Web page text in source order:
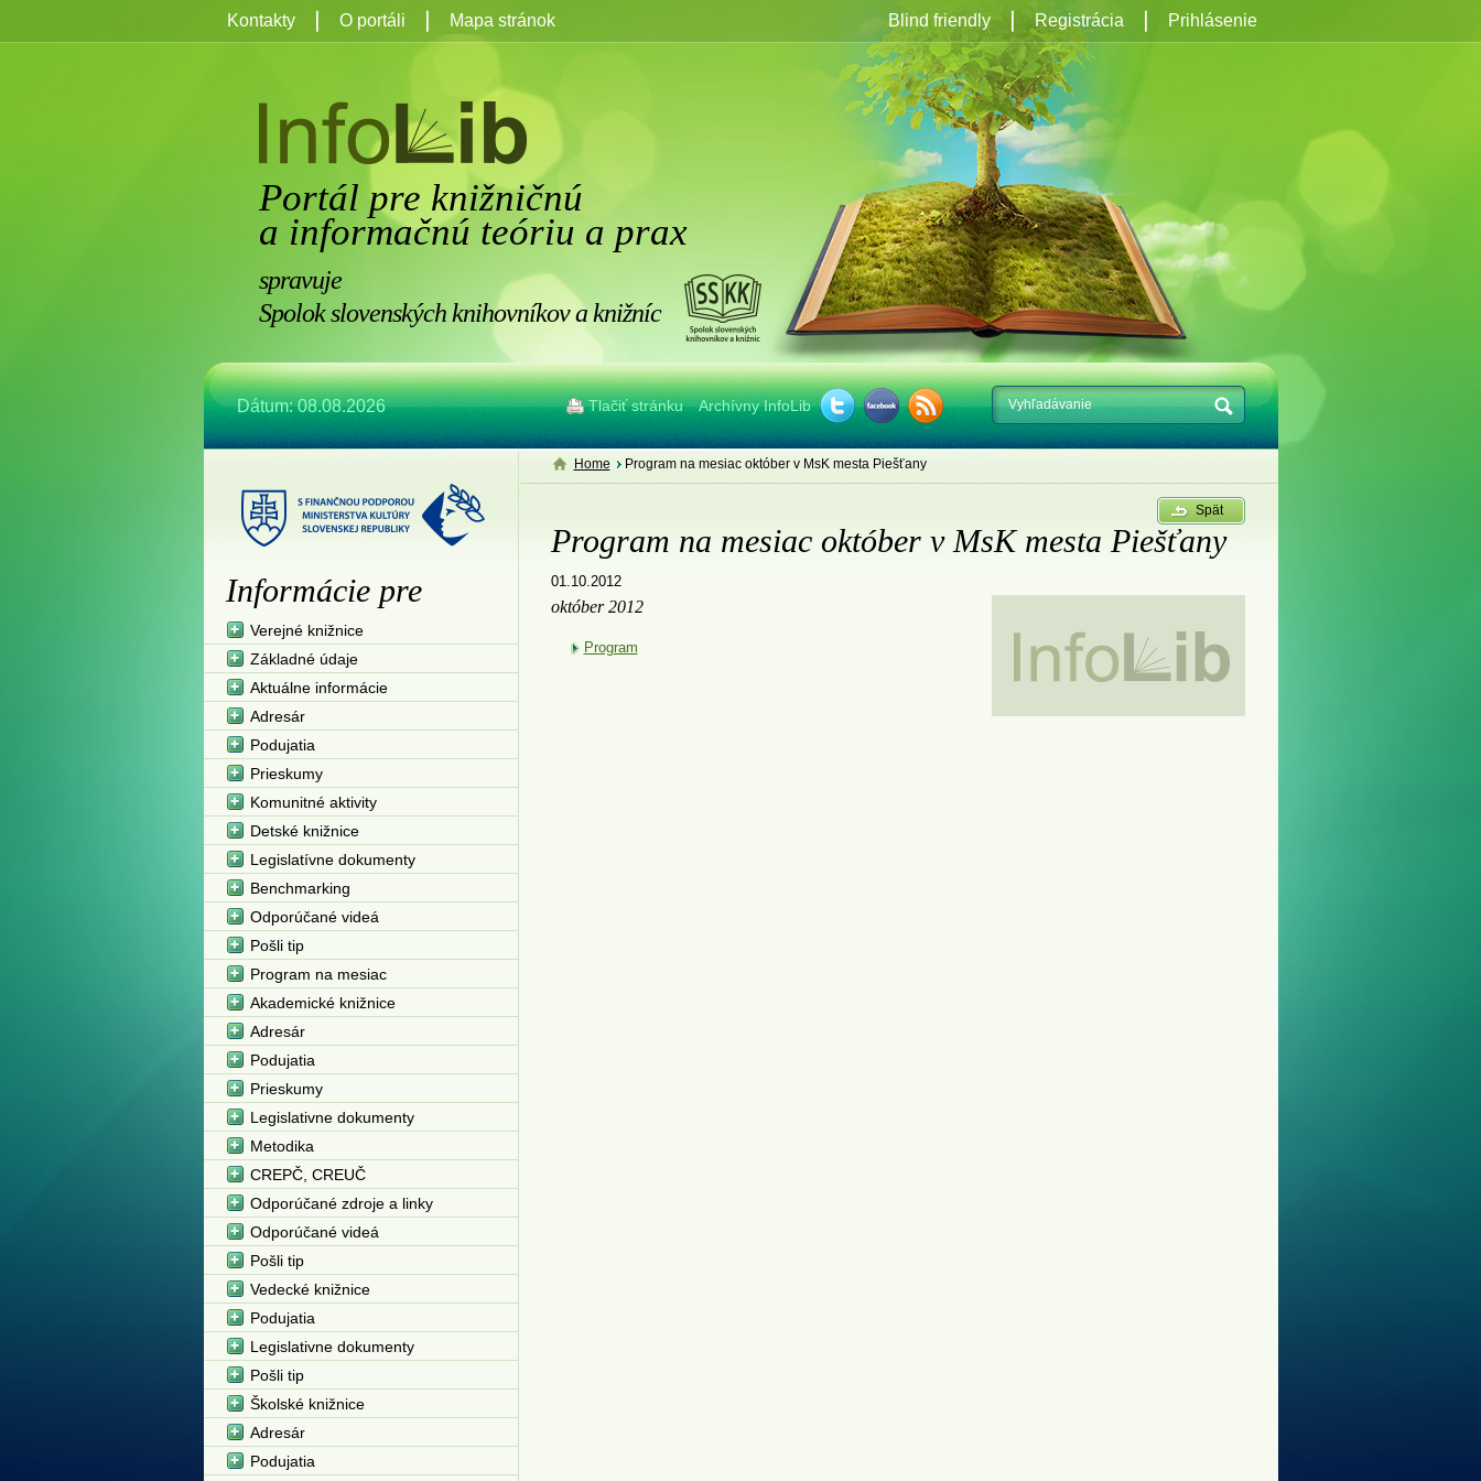
Portál pre knižničnú
a informačnú teóriu a prax
spravuje
Spolok slovenských knihovníkov a knižníc
Dátum: 08.08.2026 Tlačiť stránku Archívny InfoLib
Kontakty O portáli Mapa stránok Registrácia Prihlásenie
Blind friendly
Home Program na mesiac október v MsK mesta Piešťany
Spät
Program na mesiac október v MsK mesta Piešťany
01.10.2012
október 2012
Program
Informácie pre
Verejné knižnice
Základné údaje
Aktuálne informácie
Adresár
Podujatia
Prieskumy
Komunitné aktivity
Detské knižnice
Legislatívne dokumenty
Benchmarking
Odporúčané videá
Pošli tip
Program na mesiac
Akademické knižnice
Adresár
Podujatia
Prieskumy
Legislativne dokumenty
Metodika
CREPČ, CREUČ
Odporúčané zdroje a linky
Odporúčané videá
Pošli tip
Vedecké knižnice
Podujatia
Legislativne dokumenty
Pošli tip
Školské knižnice
Adresár
Podujatia